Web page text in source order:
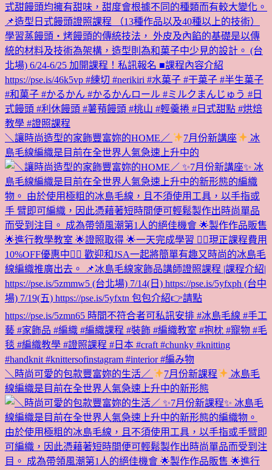
＼讓時尚造型的家飾豐富妳的HOME／ 7月份新講座
冰
島毛線編織是目前在全世界人氣急速上升中的
＼時尚可愛的包款豐富妳的生活／ 7月份新課程
冰島毛
線編織是目前在全世界人氣急速上升中的新形態